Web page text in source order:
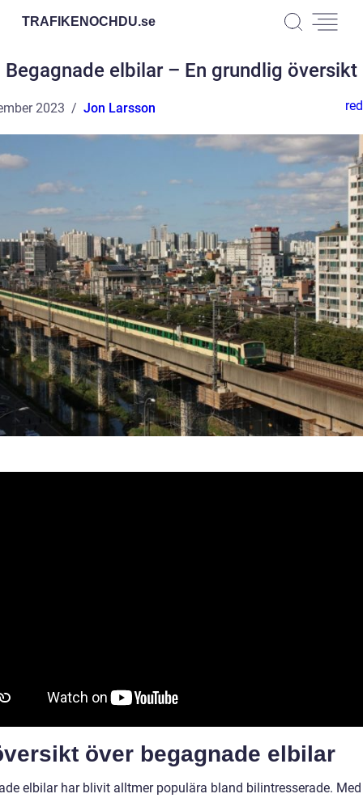
TRAFIKENOCHDU.se
Begagnade elbilar – En grundlig översikt
2023 Jon Larsson
över begagnade elbilar
elbilar har blivit alltmer populära bland bilintresserade.